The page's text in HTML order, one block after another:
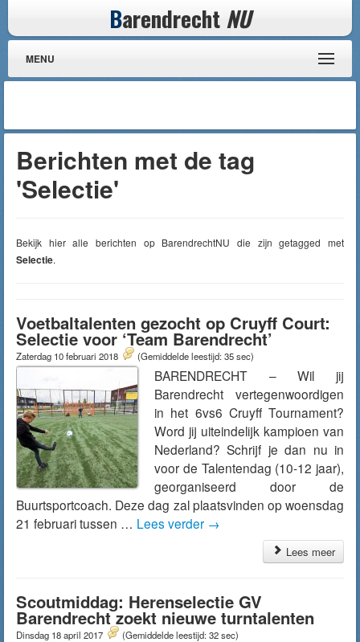
Barendrecht NU
MENU
Berichten met de tag
'Selectie'
Bekijk hier alle berichten op BarendrechtNU die zijn getagged met
Selectie.
Voetbaltalenten gezocht op Cruyff Court:
Selectie voor ‘Team Barendrecht’
Zaterdag 10 februari 2018 (Gemiddelde leestijd: 35 sec)
BARENDRECHT – Wil jij
Barendrecht vertegenwoordigen
in het 6vs6 Cruyff Tournament?
Word jij uiteindelijk kampioen van
Nederland? Schrijf je dan nu in
voor de Talentendag (10-12 jaar),
georganiseerd door de
Buurtsportcoach. Deze dag zal plaatsvinden op woensdag
21 februari tussen … Lees verder →
Lees meer
Scoutmiddag: Herenselectie GV
Barendrecht zoekt nieuwe turntalenten
Dinsdag 18 april 2017 (Gemiddelde leestijd: 32 sec)